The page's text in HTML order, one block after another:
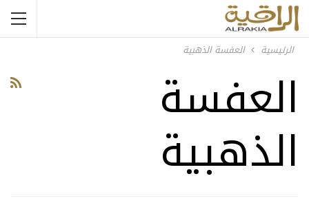
الرئيسية العفسة الذهبية
العفسة
الذهبية